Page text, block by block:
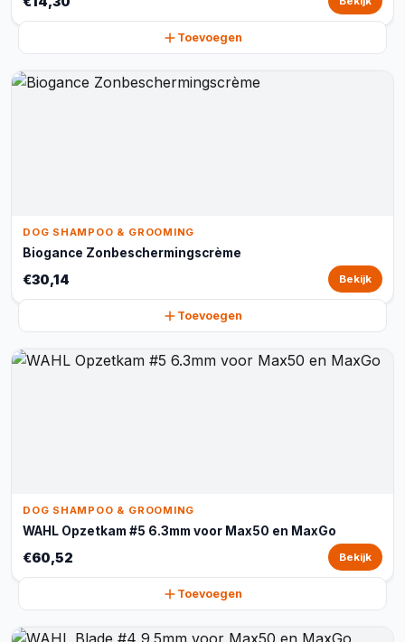
Toevoegen
DOG SHAMPOO & GROOMING
Biogance Zonbeschermingscrème
€30,14 Bekijk
Toevoegen
DOG SHAMPOO & GROOMING
WAHL Opzetkam #5 6.3mm voor Max50 en MaxGo
€60,52 Bekijk
Toevoegen